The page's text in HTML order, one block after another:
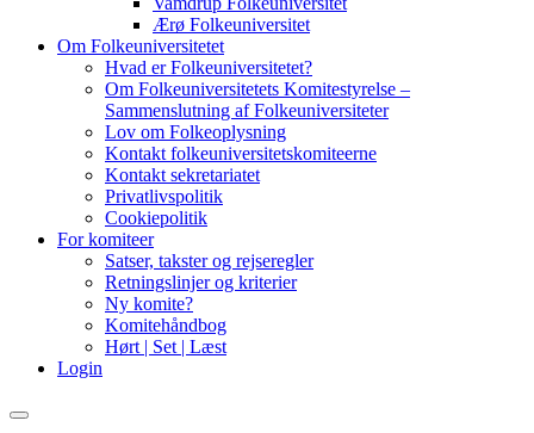
Ærø Folkeuniversitet
Om Folkeuniversitetet
Hvad er Folkeuniversitetet?
Om Folkeuniversitetets Komitestyrelse –
Sammenslutning af Folkeuniversiteter
Lov om Folkeoplysning
Kontakt folkeuniversitetskomiteerne
Kontakt sekretariatet
Privatlivspolitik
Cookiepolitik
For komiteer
Satser, takster og rejseregler
Retningslinjer og kriterier
Ny komite?
Komitehåndbog
Hørt | Set | Læst
Login
Primary